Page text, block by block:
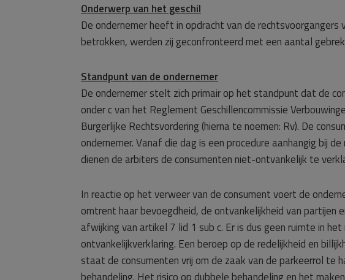
Onderwerp van het geschil
De ondernemer heeft in opdracht van de
betrokken, werden zij geconfronteerd met een aantal
Standpunt van de ondernemer
De ondernemer stelt zich primair op het standpunt dat de
onder c van het Reglement Geschillencommissie
Burgerlijke Rechtsvordering (hierna te noemen: Rv). De
ondernemer. Vanaf die dag is een procedure aanhangig bij
dienen de arbiters de consumenten niet-ontvankelijk te
In reactie op het verweer van de consument voert de
omtrent haar bevoegdheid, de ontvankelijkheid van
afwijking van artikel 7 lid 1 sub c. Er is dus geen ruimte in
ontvankelijkverklaring. Een beroep op de redelijkheid en
staat de consumenten vrij om de zaak van de parkeerrol te